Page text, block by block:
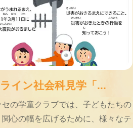
イン社会科見学「...
セの学童クラブでは、子どもたちの
関心の幅を広げるために、様々なテ